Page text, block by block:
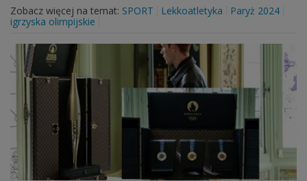
Zobacz więcej na temat: SPORT Lekkoatletyka
Paryż 2024
igrzyska olimpijskie